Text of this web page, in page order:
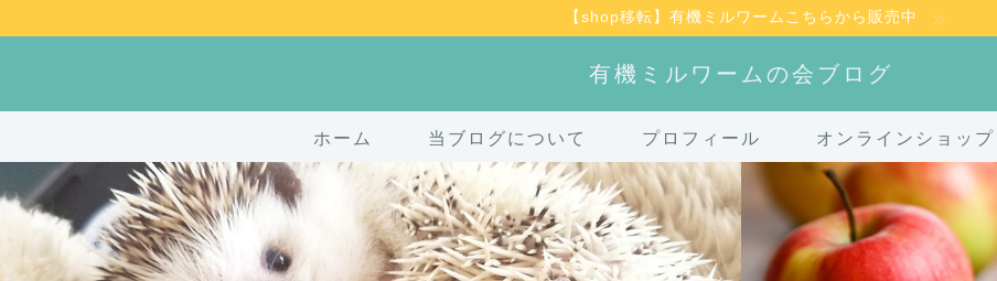
【shop移転】有機ミルワームこちらから販売中
有機ミルワームの会ブログ
ホーム 当ブログについて プロフィール オンラインショップ